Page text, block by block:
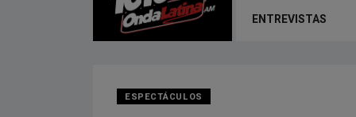
ENTREVISTAS
ESPECTÁCULOS